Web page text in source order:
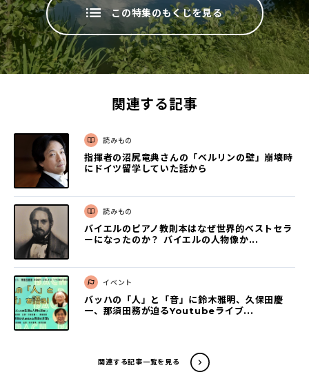
この特集のもくじを見る
関連する記事
読みもの
指揮者の沼尻竜典さんの「ベルリンの壁」崩壊時
にドイツ留学していた話から
読みもの
バイエルのピアノ教則本はなぜ世界的ベストセラ
ーになったのか？ バイエルの人物像か...
イベント
バッハの「人」と「音」に鈴木雅明、久保田慶
一、那須田務が迫るYoutubeライブ...
関連する記事一覧を見る